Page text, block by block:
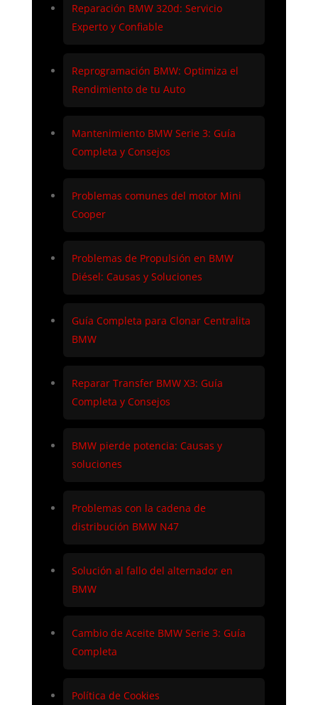
Reparación BMW 320d: Servicio
Experto y Confiable
Reprogramación BMW: Optimiza el
Rendimiento de tu Auto
Mantenimiento BMW Serie 3: Guía
Completa y Consejos
Problemas comunes del motor Mini
Cooper
Problemas de Propulsión en BMW
Diésel: Causas y Soluciones
Guía Completa para Clonar Centralita
BMW
Reparar Transfer BMW X3: Guía
Completa y Consejos
BMW pierde potencia: Causas y
soluciones
Problemas con la cadena de
distribución BMW N47
Solución al fallo del alternador en
BMW
Cambio de Aceite BMW Serie 3: Guía
Completa
Política de Cookies